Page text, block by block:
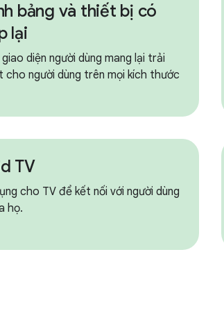
bảng và thiết bị có
lại
diện người dùng mang lại trải
cho người dùng trên mọi kích thước
TV
cho TV để kết nối với người dùng
họ.